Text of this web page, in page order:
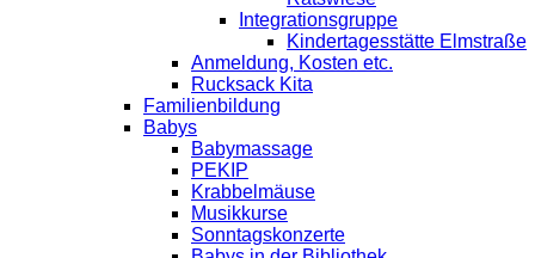
Integrationsgruppe
Kindertagesstätte Elmstraße
Anmeldung, Kosten etc.
Rucksack Kita
Familienbildung
Babys
Babymassage
PEKIP
Krabbelmäuse
Musikkurse
Sonntagskonzerte